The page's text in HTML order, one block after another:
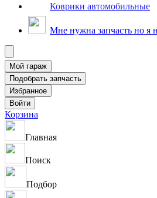
Коврики автомобильные
Мне нужна запчасть но я
Корзина
Главная
Поиск
Подбор